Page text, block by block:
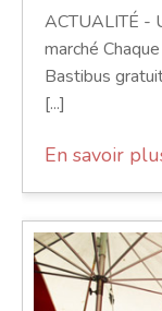
ACTUALITÉ -
marché
Bastibus
[...]
En savoir